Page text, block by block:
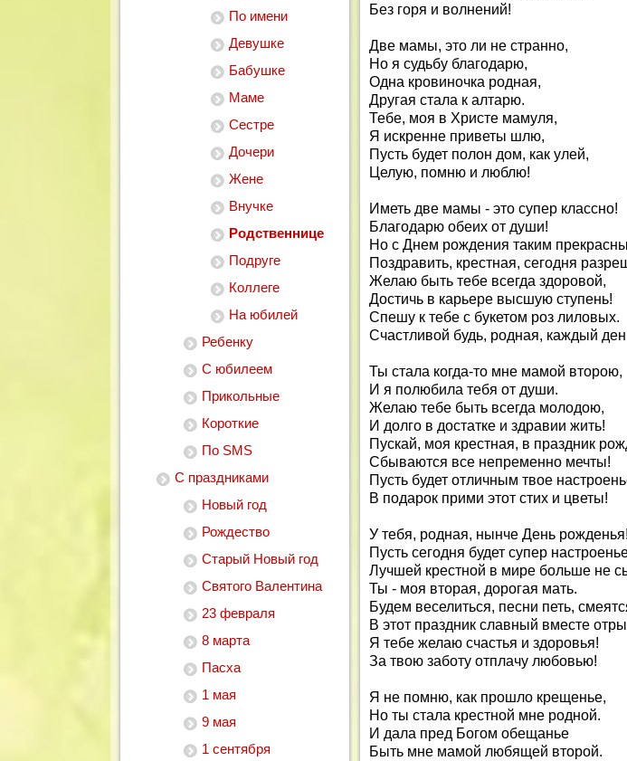
По имени
Девушке
Бабушке
Маме
Сестре
Дочери
Жене
Внучке
Родственнице
Подруге
Коллеге
На юбилей
Ребенку
С юбилеем
Прикольные
Короткие
По SMS
С праздниками
Новый год
Рождество
Старый Новый год
Святого Валентина
23 февраля
8 марта
Пасха
1 мая
9 мая
1 сентября
Без горя и волнений!
Две мамы, это ли не странно,
Но я судьбу благодарю,
Одна кровиночка родная,
Другая стала к алтарю.
Тебе, моя в Христе мамуля,
Я искренне приветы шлю,
Пусть будет полон дом, как улей,
Целую, помню и люблю!
Иметь две мамы - это супер классно!
Благодарю обеих от души!
Но с Днем рождения таким
Поздравить, крестная, сегодня
Желаю быть тебе всегда здоровой,
Достичь в карьере высшую ступень!
Спешу к тебе с букетом роз лиловых.
Счастливой будь, родная, каждый
Ты стала когда-то мне мамой второю,
И я полюбила тебя от души.
Желаю тебе быть всегда молодою,
И долго в достатке и здравии жить!
Пускай, моя крестная, в праздник
Сбываются все непременно мечты!
Пусть будет отличным твое
В подарок прими этот стих и цветы!
У тебя, родная, нынче День рожденья!
Пусть сегодня будет супер
Лучшей крестной в мире больше не
Ты - моя вторая, дорогая мать.
Будем веселиться, песни петь,
В этот праздник славный вместе
Я тебе желаю счастья и здоровья!
За твою заботу отплачу любовью!
Я не помню, как прошло крещенье,
Но ты стала крестной мне родной.
И дала пред Богом обещанье
Быть мне мамой любящей второй.